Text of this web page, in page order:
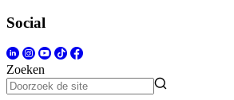
Social
Zoeken